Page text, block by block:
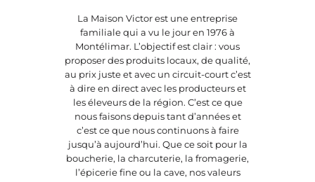
La Maison Victor est une entreprise
familiale qui a vu le jour en 1976 à
Montélimar. L’objectif est clair : vous
proposer des produits locaux, de qualité,
au prix juste et avec un circuit-court c’est
à dire en direct avec les producteurs et
les éleveurs de la région. C’est ce que
nous faisons depuis tant d’années et
c’est ce que nous continuons à faire
jusqu’à aujourd’hui. Que ce soit pour la
boucherie, la charcuterie, la fromagerie,
l’épicerie fine ou la cave, nos valeurs